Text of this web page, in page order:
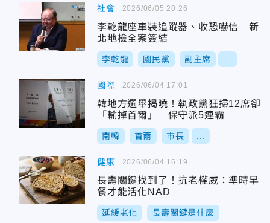
社會
李乾龍座車裝追蹤器、收恐嚇信 新
北地檢全案簽結
李乾龍 國民黨 副主席
2026/06/05 20:26
國際
韓地方選舉揭曉！執政黨狂掃12席卻
「輸掉首爾」 保守派5連霸
南韓 首爾 市長
2026/06/04 17:01
健康
長壽關鍵找到了！抗老權威：準時早
餐才能活化NAD
延緩老化 長壽關鍵是什麼
2026/06/04 16:19